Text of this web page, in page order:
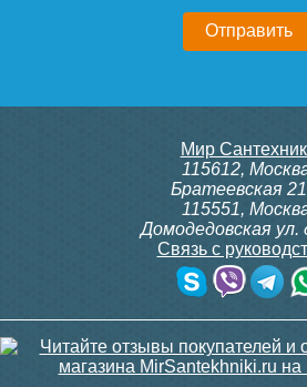
ValenHouse Эллина 105
белая, фурнитура бронза
Подробнее
16 880
Пенал Style Line Матис 36
Мир
115612,
Братеевская
115551,
Домодедовская ул.
Связь с